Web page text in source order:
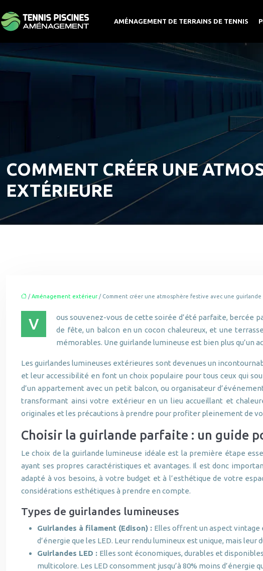
AMÉNAGEMENT DE TERRAINS DE TENNIS
COMMENT CRÉER UNE
EXTÉRIEURE
/Aménagement extérieur / Comment créer une atmosphère festive avec une
V
ous souvenez-vous de cette soirée d’été parfaite, bercée
de fête, un balcon en un cocon chaleureux, et une
mémorables. Une guirlande lumineuse est bien plus qu’un
Les guirlandes lumineuses extérieures sont devenues un
et leur accessibilité en font un choix populaire pour tous ceux qui
d’un appartement avec un petit balcon, ou organisateur
transformant ainsi votre extérieur en un lieu accueillant et
originales et les précautions à prendre pour profiter pleinement de
Choisir la guirlande parfaite : un guide
Le choix de la guirlande lumineuse idéale est la première étape
ayant ses propres caractéristiques et avantages. Il est donc
adapté à vos besoins, à votre budget et à l’esthétique de votre
considérations esthétiques à prendre en compte.
Types de guirlandes lumineuses
Guirlandes à filament (Edison) : Elles offrent un aspect vintage
d’énergie que les LED. Leur rendu lumineux est unique, mais
Guirlandes LED : Elles sont économiques, durables et
multicolore. Les LED consomment jusqu’à 80% moins